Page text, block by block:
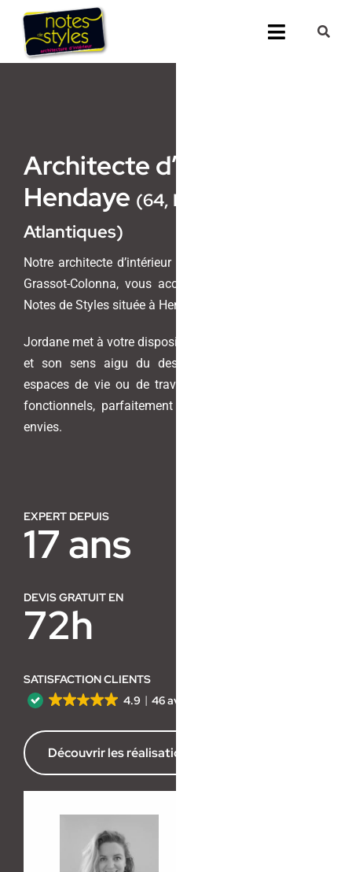
Passer
contenu
Toggle
Architecte d’intérieur
Hendaye (64, Pyrénées-
Atlantiques)
Notre architecte d’intérieur et maitre d’oeuvre, Jordane
Grassot-Colonna, vous accueille au sein de l’agence
Notes de Styles située à Hendaye.
Jordane met à votre disposition son savoir-faire unique
et son sens aigu du design pour transformer vos
espaces de vie ou de travail en lieux harmonieux et
fonctionnels, parfaitement adaptés à vos besoins et
envies.
EXPERT DEPUIS
17 ans
DEVIS GRATUIT EN
72h
SATISFACTION CLIENTS
4.9
46 avis
Découvrir les réalisations de l’agence